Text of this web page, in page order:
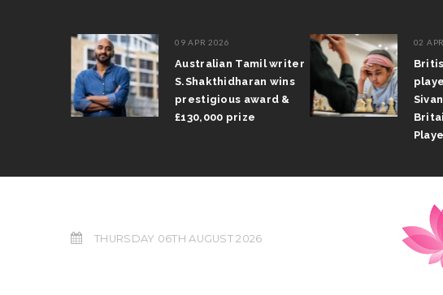
09 APR 2026
Australian Tamil writer
S.Shakthidharan wins
prestigious award &
£130,000 prize
02
THURSDAY 06TH AUGUST 2026